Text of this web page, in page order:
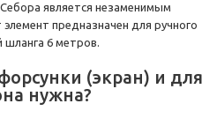
является незаменимым
предназначен для ручного
шланга 6 метров.
(экран) и для
нужна?